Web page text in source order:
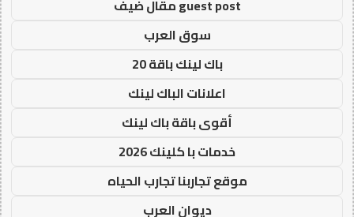
guest post مقال ضيف
سوق العرب
باك لينك باقة 20
اعلانات الباك لينك
أقوى باقة باك لينك
خدمات با كلينك 2026
موقع تجاربنا تجارب الحياه
ديوان العرب